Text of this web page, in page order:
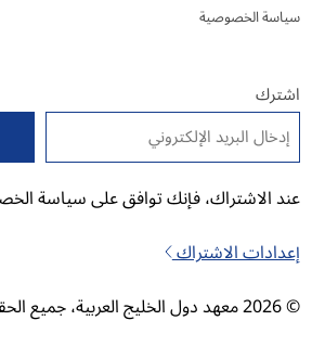
سياسة الخصوصية
اشترك
البريد الإلكتروني *
عند الاشتراك، فإنك توافق على سياسة
إعدادات الاشتراك
© 2026 معهد دول الخليج العربية، جميع الحقوق محفوظة.